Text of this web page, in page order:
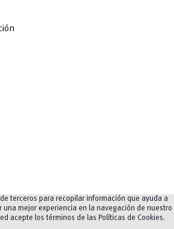
terceros para recopilar información que ayuda a
una mejor experiencia en la navegación de nuestro
acepte los términos de las Políticas de Cookies.